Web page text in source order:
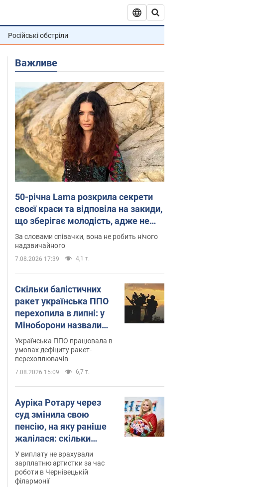
Російські обстріли
Важливе
50-річна Lama розкрила секрети
своєї краси та відповіла на закиди,
що зберігає молодість, адже не
має дітей
За словами співачки, вона не робить нічого
надзвичайного
7.08.2026 17:39 4,1 т.
Скільки балістичних
ракет українська ППО
перехопила в липні: у
Міноборони назвали
цифру
Українська ППО працювала в
умовах дефіциту ракет-
перехоплювачів
7.08.2026 15:09 6,7 т.
Ауріка Ротару через
суд змінила свою
пенсію, на яку раніше
жалілася: скільки
отримувала співачка
У виплату не врахували
зарплатню артистки за час
роботи в Чернівецькій
філармонії